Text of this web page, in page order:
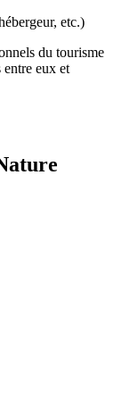
etc.)
du tourisme
entre eux et